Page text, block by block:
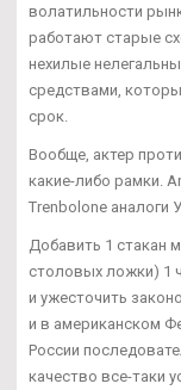
волатильности
работают старые
нехилые
средствами,
срок.
Вообще, актер
какие-либо рамки.
Trenbolone аналоги
Добавить 1 стакан
столовых ложки) 1
и ужесточить
и в американском
России
качество все-таки